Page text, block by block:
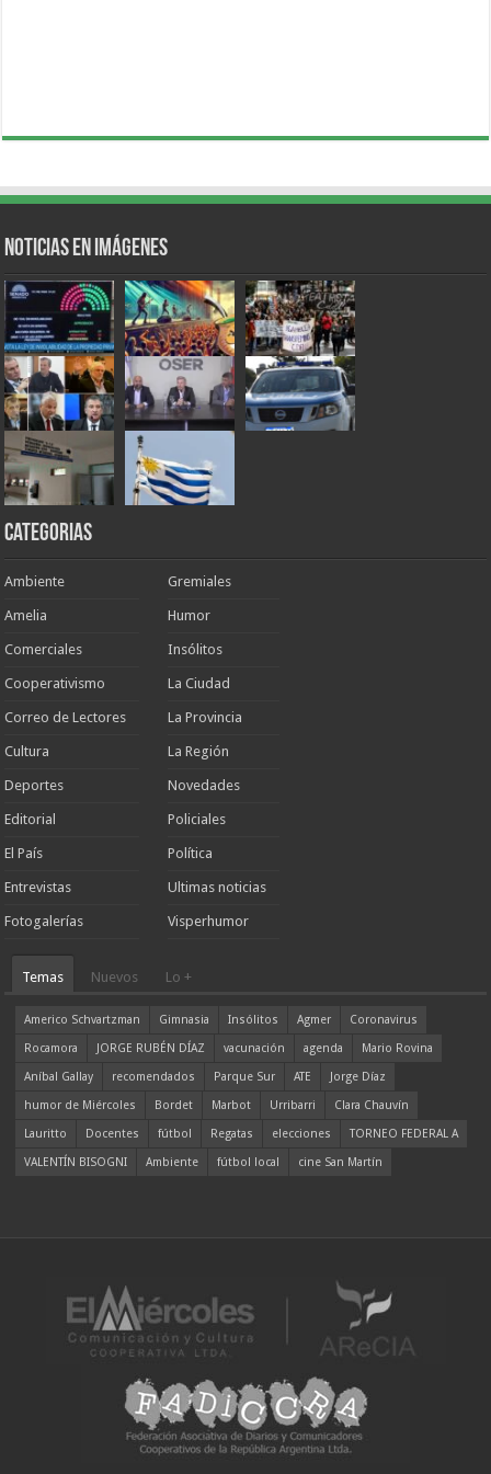
Noticias en Imágenes
Categorias
Ambiente
Amelia
Comerciales
Cooperativismo
Correo de Lectores
Cultura
Deportes
Editorial
El País
Entrevistas
Fotogalerías
Gremiales
Humor
Insólitos
La Ciudad
La Provincia
La Región
Novedades
Policiales
Política
Ultimas noticias
Visperhumor
Temas Nuevos Lo +
Americo Schvartzman Gimnasia Insólitos Agmer
Coronavirus
Rocamora
JORGE RUBÉN DÍAZ vacunación agenda
Mario Rovina
Aníbal Gallay
recomendados Parque Sur ATE
Jorge Díaz
humor de Miércoles
Bordet Marbot Urribarri
Clara Chauvín
Lauritto
Docentes fútbol Regatas elecciones
TORNEO FEDERAL A
VALENTÍN BISOGNI
Ambiente fútbol local cine San Martín